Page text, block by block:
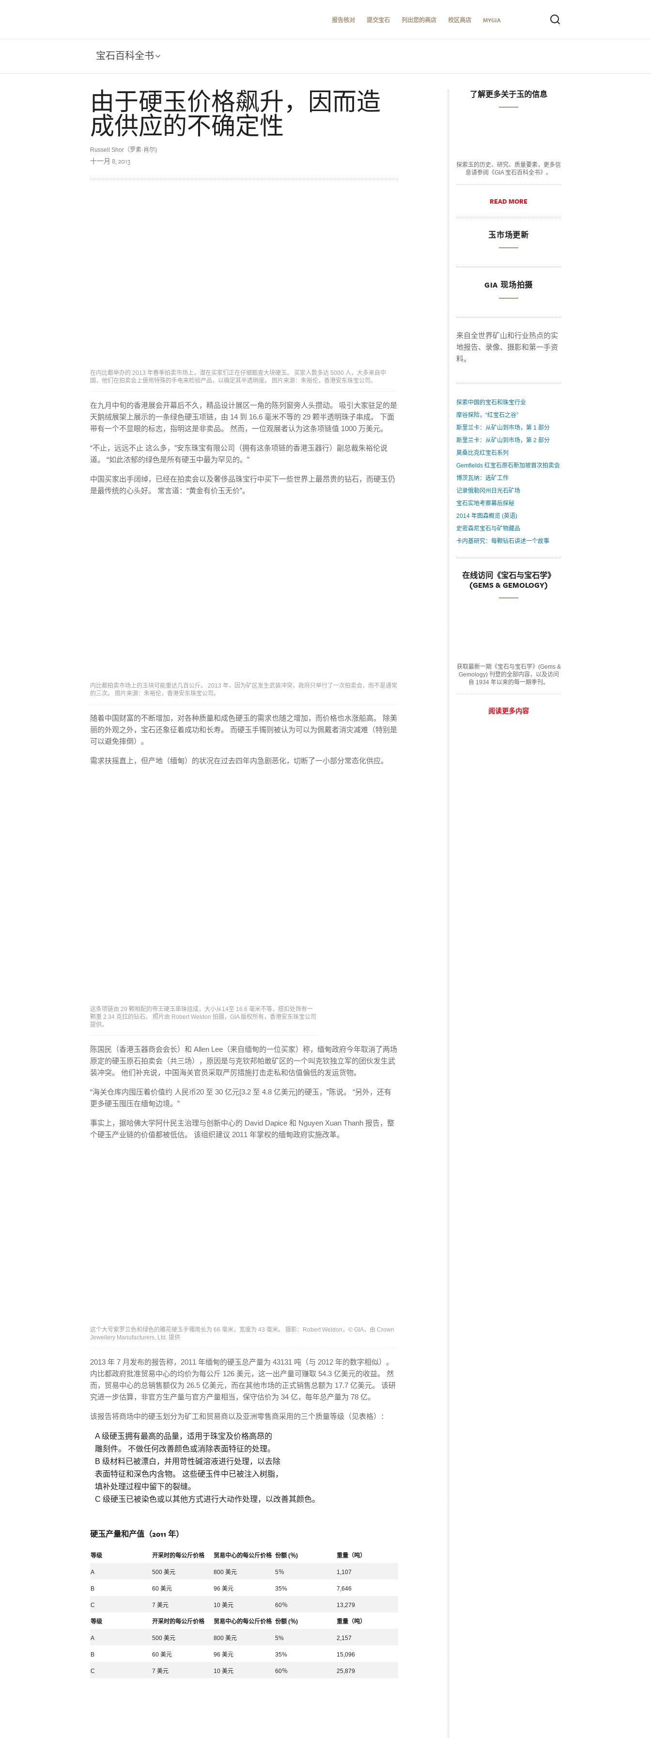
报告核对 提交宝石 列出您的商店 校区商店 MYGIA
宝石百科全书
由于硬玉价格飙升，因而造
成供应的不确定性
Russell Shor（罗素·肖尔)
十一月 8, 2013
在内比都举办的 2013 年春季拍卖市场上，潜在买家们正在仔细甄查大块硬玉。 买家人数多达 5000 人，大多来自中
国，他们在拍卖会上使用特殊的手电来检验产品，以确定其半透明度。 图片来源：朱裕伦，香港安东珠宝公司。
在九月中旬的香港展会开幕后不久，精品设计展区一角的陈列窗旁人头攒动。 吸引大家驻足的是
天鹅绒展架上展示的一条绿色硬玉项链，由 14 到 16.6 毫米不等的 29 颗半透明珠子串成。 下面
带有一个不显眼的标志，指明这是非卖品。 然而，一位观展者认为这条项链值 1000 万美元。
“不止，远远不止 这么多，”安东珠宝有限公司（拥有这条项链的香港玉器行）副总裁朱裕伦说
道。 “如此浓郁的绿色是所有硬玉中最为罕见的。”
中国买家出手阔绰，已经在拍卖会以及奢侈品珠宝行中买下一些世界上最昂贵的钻石，而硬玉仍
是最传统的心头好。 常言道：“黄金有价玉无价”。
内比都拍卖市场上的玉块可能重达几百公斤。 2013 年，因为矿区发生武装冲突，政府只举行了一次拍卖会，而不是通常
的三次。 图片来源：朱裕伦，香港安东珠宝公司。
随着中国财富的不断增加，对各种质量和成色硬玉的需求也随之增加，而价格也水涨船高。 除美
丽的外观之外，宝石还象征着成功和长寿。 而硬玉手镯则被认为可以为佩戴者消灾减难（特别是
可以避免摔倒）。
需求扶摇直上，但产地（缅甸）的状况在过去四年内急剧恶化，切断了一小部分常态化供应。
这条项链由 29 颗相配的帝王硬玉串珠组成，大小从14至 16.6 毫米不等，搭扣处饰有一
颗重 2.34 克拉的钻石。 照片由 Robert Weldon 拍摄，GIA 版权所有，香港安东珠宝公司
提供。
陈国民（香港玉器商会会长）和 Allen Lee（来自缅甸的一位买家）称，缅甸政府今年取消了两场
原定的硬玉原石拍卖会（共三场），原因是与克钦邦帕敢矿区的一个叫克钦独立军的团伙发生武
装冲突。 他们补充说，中国海关官员采取严厉措施打击走私和估值偏低的发运货物。
“海关仓库内囤压着价值约 人民币20 至 30 亿元[3.2 至 4.8 亿美元]的硬玉，”陈说。 “另外，还有
更多硬玉囤压在缅甸边境。”
事实上，据哈佛大学阿什民主治理与创新中心的 David Dapice 和 Nguyen Xuan Thanh 报告，整
个硬玉产业链的价值都被低估。 该组织建议 2011 年掌权的缅甸政府实施改革。
这个大号紫罗兰色和绿色的雕花硬玉手镯周长为 66 毫米，宽度为 43 毫米。 摄影：Robert Weldon，© GIA，由 Crown
Jewellery Manufacturers, Ltd. 提供
2013 年 7 月发布的报告称，2011 年缅甸的硬玉总产量为 43131 吨（与 2012 年的数字相似）。
内比都政府批准贸易中心的均价为每公斤 126 美元，这一出产量可赚取 54.3 亿美元的收益。 然
而，贸易中心的总销售额仅为 26.5 亿美元，而在其他市场的正式销售总额为 17.7 亿美元。 该研
究进一步估算，非官方生产量与官方产量相当，保守估价为 34 亿，每年总产量为 78 亿。
该报告将商场中的硬玉划分为矿工和贸易商以及亚洲零售商采用的三个质量等级（见表格）：
A 级硬玉拥有最高的品量，适用于珠宝及价格高昂的
雕刻件。 不做任何改善颜色或消除表面特征的处理。
B 级材料已被漂白，并用苛性碱溶液进行处理，以去除
表面特征和深色内含物。 这些硬玉件中已被注入树脂，
填补处理过程中留下的裂缝。
C 级硬玉已被染色或以其他方式进行大动作处理，以改善其颜色。
硬玉产量和产值（2011 年）
等级 开采时的每公斤价格 贸易中心的每公斤价格 份额 (％) 重量（吨）
A 500 美元 800 美元 5％ 1,107
B 60 美元 96 美元 35% 7,646
C 7 美元 10 美元 60％ 13,279
等级 开采时的每公斤价格 贸易中心的每公斤价格 份额 (％) 重量（吨）
A 500 美元 800 美元 5% 2,157
B 60 美元 96 美元 35% 15,096
C 7 美元 10 美元 60％ 25,879
了解更多关于玉的信息
探索玉的历史、研究、质量要素，更多信
息请参阅《GIA 宝石百科全书》。
READ MORE
玉市场更新
GIA 现场拍摄
来自全世界矿山和行业热点的实
地报告、录像、摄影和第一手资
料。
探索中国的宝石和珠宝行业
摩谷探险，“红宝石之谷”
斯里兰卡：从矿山到市场，第 1 部分
斯里兰卡：从矿山到市场，第 2 部分
莫桑比克红宝石系列
Gemfields 红宝石原石新加坡首次拍卖会
博茨瓦纳：选矿工作
记录俄勒冈州日光石矿场
宝石实地考察幕后探秘
2014 年图森概览 (英语)
史密森尼宝石与矿物藏品
卡内基研究：每颗钻石讲述一个故事
在线访问《宝石与宝石学》
(GEMS & GEMOLOGY)
获取最新一期《宝石与宝石学》(Gems &
Gemology) 刊登的全部内容，以及访问
自 1934 年以来的每一期季刊。
阅读更多内容